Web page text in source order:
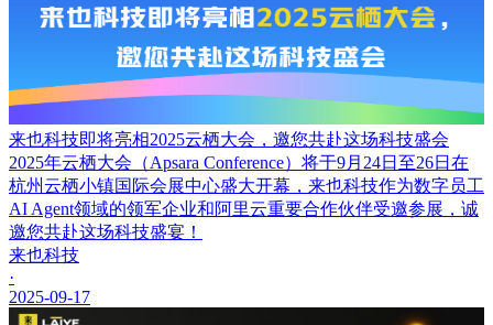
来也科技即将亮相2025云栖大会，邀您共赴这场科技盛会
2025年云栖大会（Apsara Conference）将于9月24日至26日在
杭州云栖小镇国际会展中心盛大开幕，来也科技作为数字员工
AI Agent领域的领军企业和阿里云重要合作伙伴受邀参展，诚
邀您共赴这场科技盛宴！
来也科技
·
2025-09-17